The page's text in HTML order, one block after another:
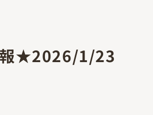
報★2026/1/23